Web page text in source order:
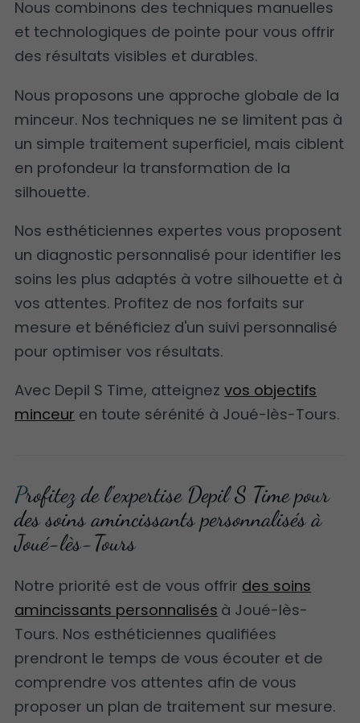
Nous combinons des techniques manuelles
et technologiques de pointe pour vous offrir
des résultats visibles et durables.
Nous proposons une approche globale de la
minceur. Nos techniques ne se limitent pas à
un simple traitement superficiel, mais ciblent
en profondeur la transformation de la
silhouette.
Nos esthéticiennes expertes vous proposent
un diagnostic personnalisé pour identifier les
soins les plus adaptés à votre silhouette et à
vos attentes. Profitez de nos forfaits sur
mesure et bénéficiez d'un suivi personnalisé
pour optimiser vos résultats.
Avec Depil S Time, atteignezvos objectifs
minceur en toute sérénité à Joué-lès-Tours.
Profitez de l'expertise Depil S Time pour
des soins amincissants personnalisés à
Joué-lès-Tours
Notre priorité est de vous offrir des soins
amincissants personnalisés à Joué-lès-
Tours. Nos esthéticiennes qualifiées
prendront le temps de vous écouter et de
comprendre vos attentes afin de vous
proposer un plan de traitement sur mesure.